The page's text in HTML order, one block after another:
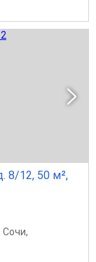
8/12, 50 м²,
Сочи,